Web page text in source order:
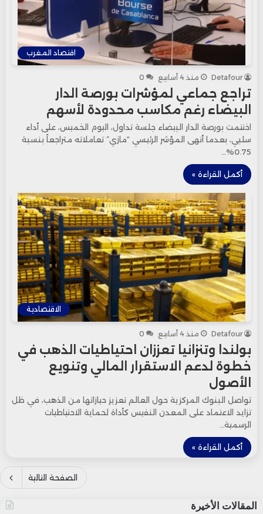
اقتصاد المغرب
Detafour منذ 4 أسابيع 0
تراجع جماعي لمؤشرات بورصة الدار
البيضاء رغم مكاسب محدودة لأسهم
اختتمت بورصة الدار البيضاء جلسة تداول، اليوم الخميس، على أداء
سلبي، بعدما أنهى المؤشر الرئيسي “مازي” تعاملاته متراجعاً بنسبة
0.75%…
أكمل القراءة »
الاقتصادية
Detafour منذ 4 أسابيع 0
بولندا وتنزانيا تعززان احتياطيات الذهب في
خطوة لدعم الاستقرار المالي وتنويع
الأصول
تواصل البنوك المركزية حول العالم تعزيز حيازاتها من الذهب، في ظل
تزايد الاعتماد على المعدن النفيس كأداة لحماية الاحتياطيات
الرسمية…
أكمل القراءة »
الصفحة التالية
المقالات الأخيرة